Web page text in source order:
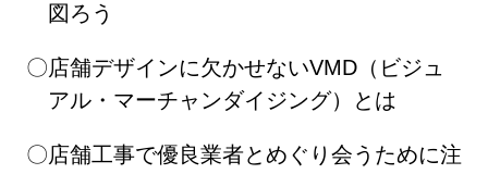
図ろう
店舗デザインに欠かせないVMD（ビジュ
アル・マーチャンダイジング）とは
店舗工事で優良業者とめぐり会うために注